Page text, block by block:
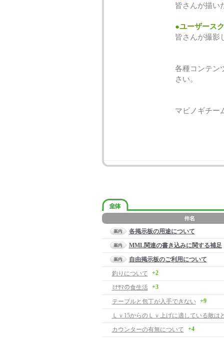
皆さんが描い
●ユーザース
皆さんが撮影
各種コンテン
さい。
マビノギチー
各掲示板の用途について
MML関連の書き込みに関する補足
自由掲示板のご利用について
釣りについて
+2
ﾐﾅｻﾏの食生活 +3
テーブルと包丁が入手できない +9
Ｌｖ15からのＬｖ上げに適している敵は
カウンターの有無について
+4